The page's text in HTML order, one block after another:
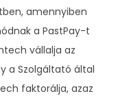
amennyiben
a PastPay-t
vállalja az
a Szolgáltató által
faktorálja, azaz